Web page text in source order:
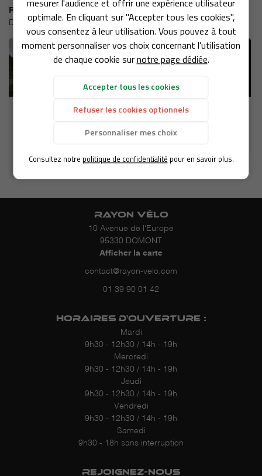
mesurer l'audience et offrir une expérience utilisateur
optimale. En cliquant sur "Accepter tous les cookies",
vous consentez à leur utilisation. Vous pouvez à tout
moment personnaliser vos choix concernant l'utilisation
de chaque cookie surnotre page dédiée.
Accepter tous les cookies
Refuser les cookies optionnels
Personnaliser mes choix
Consultez notre politique de confidentialité pour en savoir plus.
VÉLOS
SÉLECTION
MARQUES
CONTACT
01 39 90 01
INSCRIPTION
Récemment
D'autres actualités qui pourraient vous intéresser
FERMETURE
ET 08 MAI
VOIR L'ACTUALITÉ
SORTIE
VOIR L'ACTUALITÉ
RAYON VÉLO
10 Avenue de l'Europe
95330 DOMONT
Afficher la carte
01 39 90 01 42
HORAIRES D'OUVERTURE :
Mardi
9h30 - 12h30 / 14h - 19h
Mercredi
9h30 - 12h30 / 14h - 19h
Jeudi
9h30 - 12h30 / 14h - 19h
Vendredi
9h30 - 12h30 / 14h - 19h
Samedi
9h30 - 18h sans interruption
REJOIGNEZ-NOUS